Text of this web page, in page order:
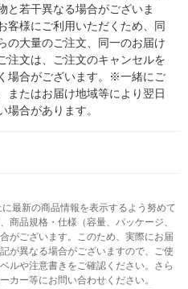
と若干異なる場合がございま
客様にご利用いただくため、同
の大量のご注文、同一のお届け
注文は、ご注文のキャンセルを
場合がございます。※一緒にご
またはお届け地域等により翌日
場合があります。
最新の商品情報を表示するよう努めて
商品規格・仕様（容量、パッケージ、
がございます。このため、実際にお届
が異なる場合がございますので、ご使
ルや注意書きをご確認ください。さら
カー等にお問い合わせください。